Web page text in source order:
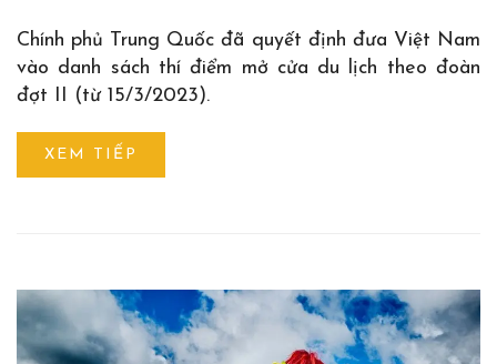
Chính phủ Trung Quốc đã quyết định đưa Việt Nam
vào danh sách thí điểm mở cửa du lịch theo đoàn
đợt II (từ 15/3/2023).
XEM TIẾP